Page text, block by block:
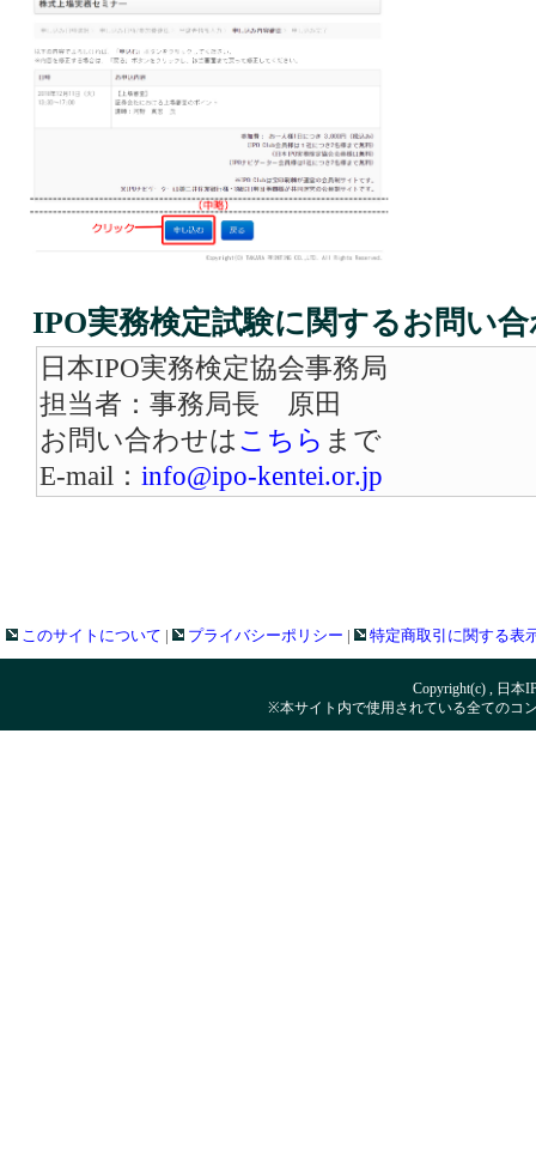
IPO実務検定試験に関するお問い
日本IPO実務検定協会事務局
担当者：事務局長 原田
お問い合わせはこちら まで
E-mail： info@ipo-kentei.or.jp
このサイトについて プライバシーポリシー 特定商取引に関する表
Copyright(c) , 日本
※本サイト内で使用されている全てのコ